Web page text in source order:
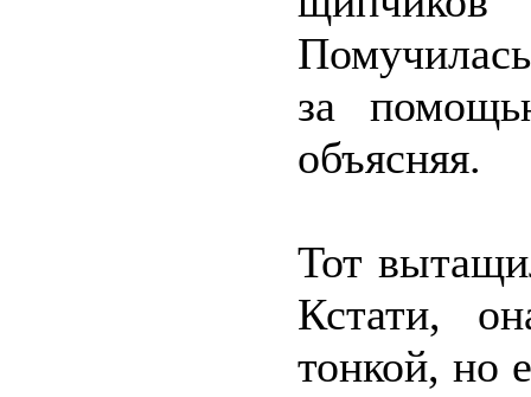
за
объясняя.
Тот
Кстати,
тонкой, но